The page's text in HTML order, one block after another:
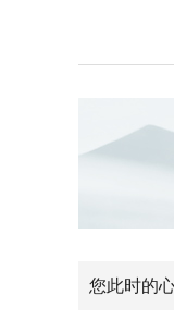
您此时的